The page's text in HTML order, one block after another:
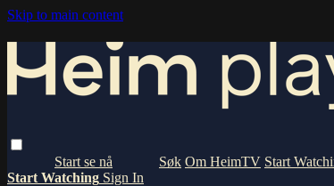
Skip to main content
Om HeimTV Start
Start Watching Sign In